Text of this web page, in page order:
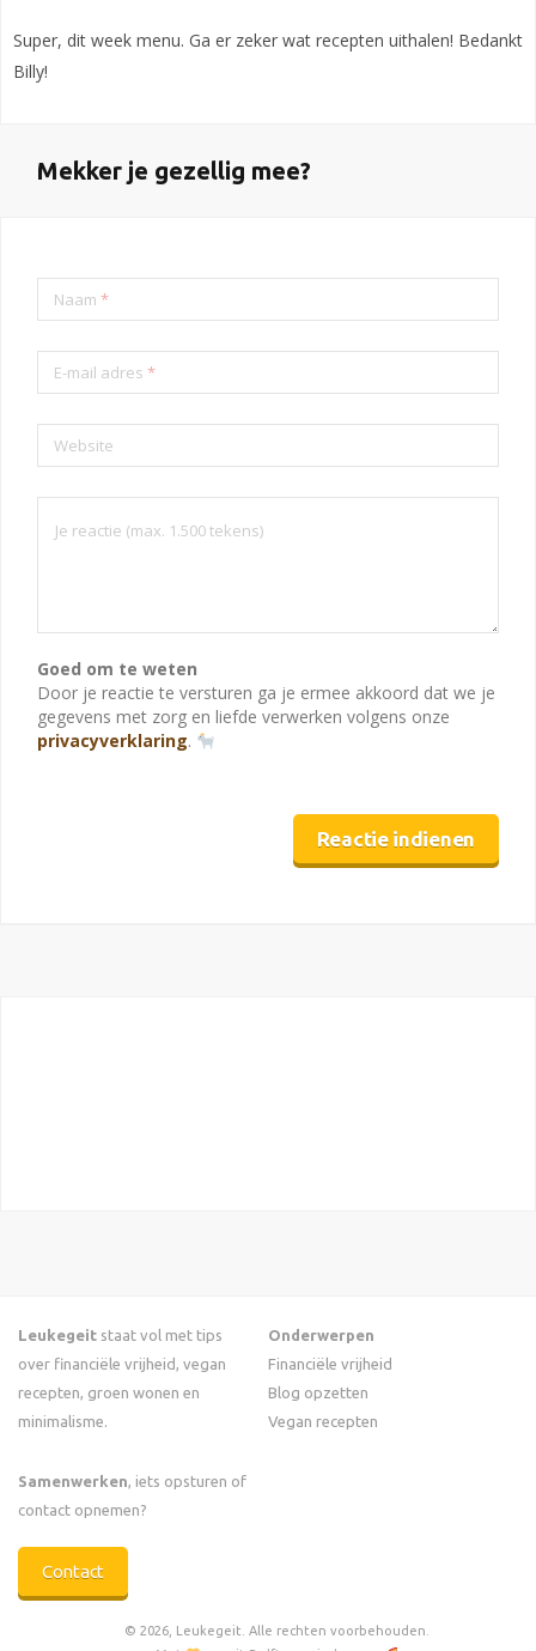
Super, dit week menu. Ga er zeker wat recepten uithalen! Bedankt
Billy!
Mekker je gezellig mee?
Naam *
E-mail adres *
Website
Goed om te weten
Door je reactie te versturen ga je ermee akkoord dat we je
gegevens met zorg en liefde verwerken volgens onze
privacyverklaring.
Leukegeit staat vol met tips
over financiële vrijheid, vegan
recepten, groen wonen en
minimalisme.
Samenwerken, iets opsturen of
contact opnemen?
Contact
Onderwerpen
Financiële vrijheid
Blog opzetten
Vegan recepten
© 2026, Leukegeit. Alle rechten voorbehouden.